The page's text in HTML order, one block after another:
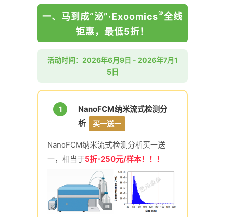
一、马到成“泌”·Exoomics®全线
钜惠，最低5折！
活动时间：2026年6月9日 - 2026年7月1
5日
1
NanoFCM纳米流式检测分
析
买一送一
NanoFCM纳米流式检测分析买一送
一，相当于5折-250元/样本！！！